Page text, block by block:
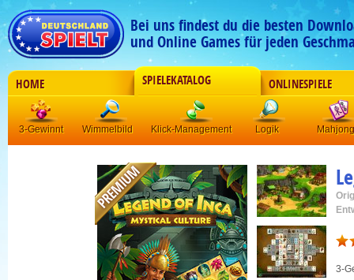
Bei uns findest du die besten
und Online Games für jeden
HOME SPIELEKATALOG ONLINESPIELE
3-Gewinnt Wimmelbild Klick-Management Logik Mahjong
3-